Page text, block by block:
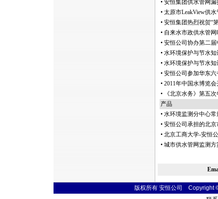
• 安恒集团供水管网
• 太原市LeakView供
• 安恒集团热烈祝贺“
• 自来水市政供水管
• 安恒公司协办第二
• 水环境保护与节水
• 水环境保护与节水
• 安恒公司参加华东六
• 2011年中国水博览
•
《北京水务》第五
产品
• 水环境监测分中心
• 安恒公司承担的北
• 北京工商大学-安恒
• 城市供水管网监测方
版权所有 安恒公司 Copyright